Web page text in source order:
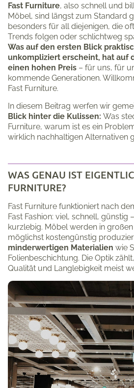
Fast Furniture, also schnell und
Möbel, sind längst zum Standard
besonders für all diejenigen, die
Trends folgen oder schlichtweg
Was auf den ersten Blick
unkompliziert erscheint, hat auf
einen hohen Preis – für uns, für
kommende Generationen.
Fast Furniture.
In diesem Beitrag werfen wir
Blick hinter die Kulissen: Was
Furniture, warum ist es ein
wirklich nachhaltigen Alternativen
WAS GENAU IST
FURNITURE?
Fast Furniture funktioniert nach
Fast Fashion: viel, schnell, günstig
kurzlebig. Möbel werden in
möglichst kostengünstig
minderwertigen Materialien wie
Folienbeschichtung. Die Optik
Qualität und Langlebigkeit meist